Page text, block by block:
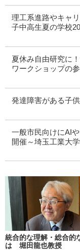
理工系進路やキャ
子中高生夏の学校
夏休み自由研究に
ワークショップの
発達障害がある子
一般市民向けにAI
開催～埼玉工業大学
統合的な理解・総合的
は 堀田龍也教授